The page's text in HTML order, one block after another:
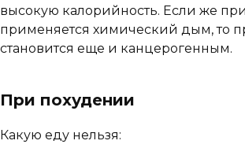
высокую калорийность. Если же
применяется химический дым, то
становится еще и канцерогенным.
При похудении
Какую еду нельзя: